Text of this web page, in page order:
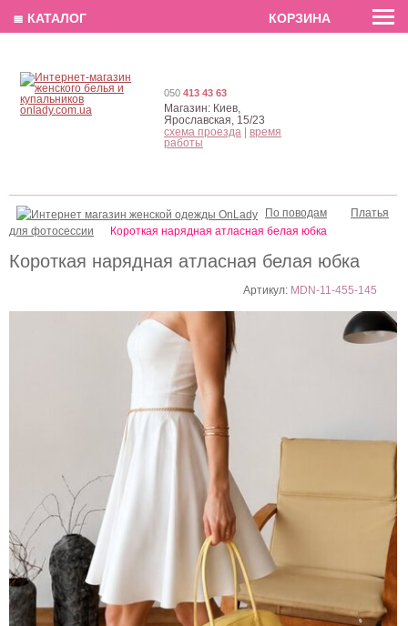
EN РУС
Короткая нарядная атласная белая юбка
Артикул: MDN-11-455-145
По поводам
Платья
для фотосессии
Короткая нарядная атласная белая юбка
050 413 43 63
Магазин: Киев,
Ярославская, 15/23
схема проезда
время
работы
≣ КАТАЛОГ КОРЗИНА